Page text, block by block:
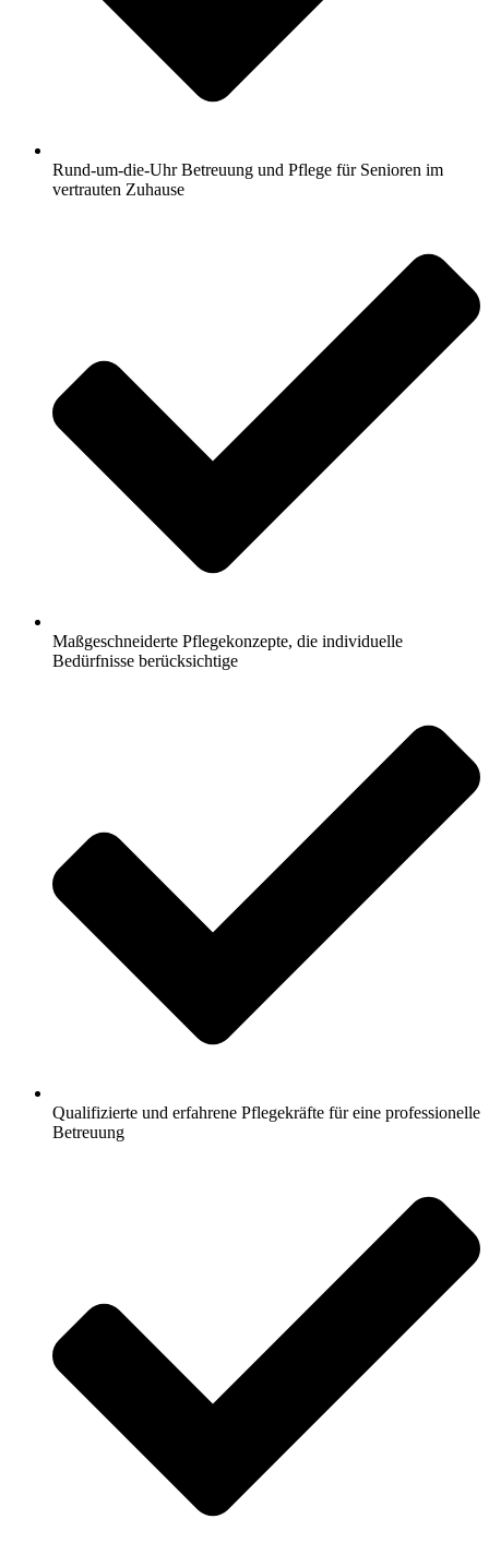
Rund-um-die-Uhr Betreuung und Pflege für Senioren im
vertrauten Zuhause
Maßgeschneiderte Pflegekonzepte, die individuelle
Bedürfnisse berücksichtige
Qualifizierte und erfahrene Pflegekräfte für eine professionelle
Betreuung